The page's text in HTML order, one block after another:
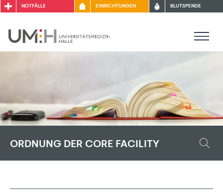
NOTFÄLLE EINRICHTUNGEN BLUTSPENDE
ORDNUNG DER CORE FACILITY